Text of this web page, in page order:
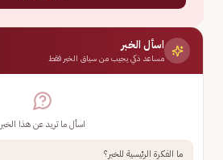
اسأل الخبر
مساعد ذكي يجيب من سياق الخبر فقط
اسأل ما تريد عن هذا الخبر
ما الفكرة الرئيسية للخبر؟